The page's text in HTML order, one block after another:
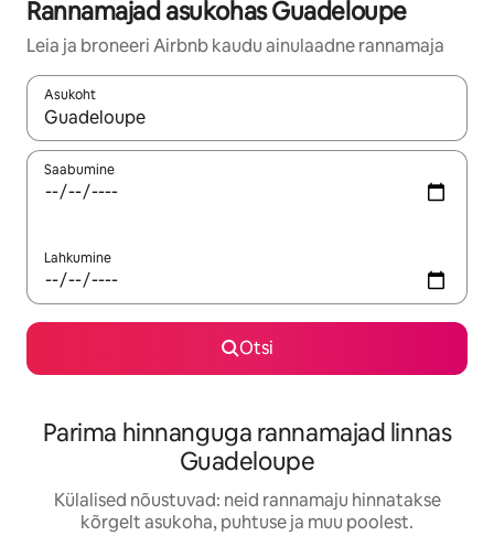
Rannamajad asukohas Guadeloupe
Leia ja broneeri Airbnb kaudu ainulaadne rannamaja
Asukoht
Kui tulemused on kuvatud, liigu ekraanil nooleklahvidega või
Saabumine
Lahkumine
Otsi
Parima hinnanguga rannamajad linnas
Guadeloupe
Külalised nõustuvad: neid rannamaju hinnatakse
kõrgelt asukoha, puhtuse ja muu poolest.